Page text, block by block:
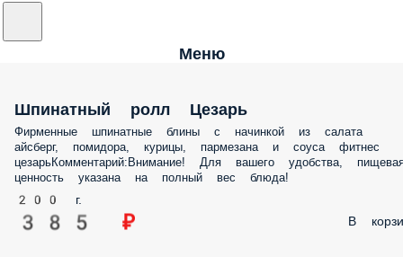
Меню
Шпинатный ролл Цезарь
Фирменные шпинатные блины с начинкой из салата
айсберг, помидора, курицы, пармезана и соуса фитнес
цезарьКомментарий:Внимание! Для вашего удобства,
ценность указана на полный вес блюда!
200 г.
385 ₽ В